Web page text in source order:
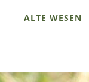
ALTE WESEN